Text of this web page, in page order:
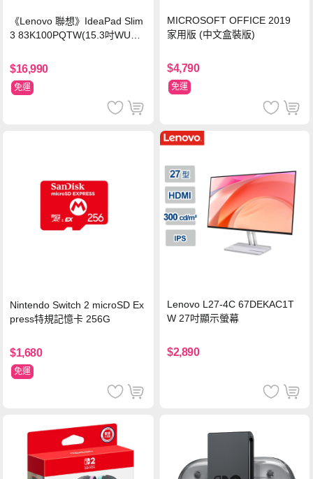
《Lenovo 聯想》IdeaPad Slim
3 83K100PQTW(15.3吋WUXG
n11/二年保)
$16,990
免運
MICROSOFT OFFICE 2019
家用版 (中文盒裝版)
$4,790
免運
Nintendo Switch 2 microSD Ex
press特規記憶卡 256G
$1,680
免運
Lenovo L27-4C 67DEKAC1T
W 27吋顯示螢幕
$2,890